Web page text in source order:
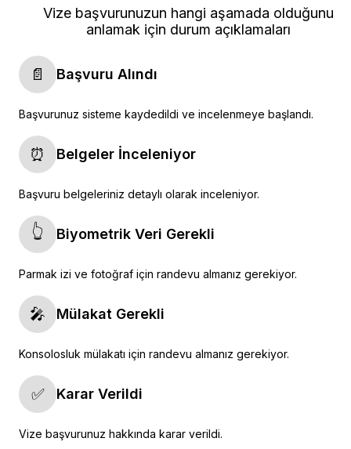
Vize başvurunuzun hangi aşamada olduğunu
anlamak için durum açıklamaları
📄 Başvuru Alındı
Başvurunuz sisteme kaydedildi ve incelenmeye başlandı.
⏰ Belgeler İnceleniyor
Başvuru belgeleriniz detaylı olarak inceleniyor.
👆 Biyometrik Veri Gerekli
Parmak izi ve fotoğraf için randevu almanız gerekiyor.
🎤 Mülakat Gerekli
Konsolosluk mülakatı için randevu almanız gerekiyor.
✅ Karar Verildi
Vize başvurunuz hakkında karar verildi.